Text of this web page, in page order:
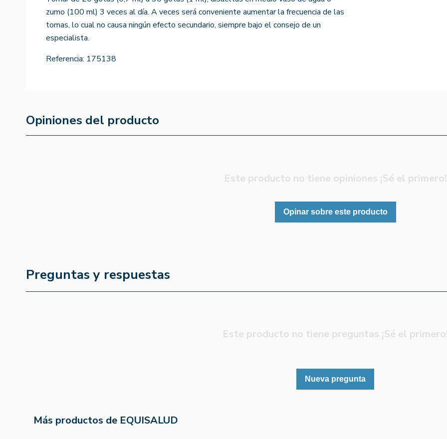
zumo (100 ml) 3 veces al día. A veces será conveniente aumentar la frecuencia de las
tomas, lo cual no causa ningún efecto secundario, siempre bajo el consejo de un
especialista.
Referencia: 175138
Opiniones del producto
Este producto no tiene opiniones ¡Sé el primero!
Opinar sobre este producto
Preguntas y respuestas
Este producto no tiene preguntas ¡Sé el
Nueva pregunta
Más productos de EQUISALUD